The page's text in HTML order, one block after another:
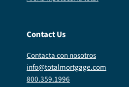
Contact Us
Contacta con nosotros
info@totalmortgage.com
800.359.1996